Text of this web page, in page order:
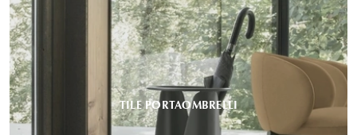
TILE PORTAOMBRELLI